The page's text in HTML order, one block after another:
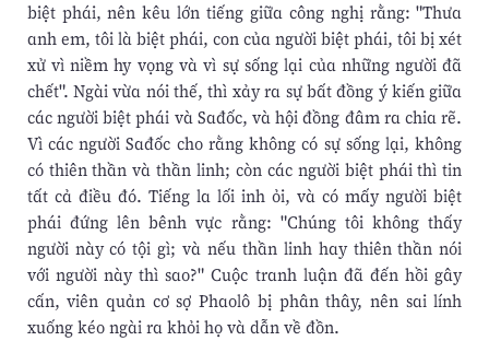
biệt phái, nên kêu lớn tiếng giữa công nghị rằng: "Thưa
anh em, tôi là biệt phái, con của người biệt phái, tôi bị xét
xử vì niềm hy vọng và vì sự sống lại của những người đã
chết". Ngài vừa nói thế, thì xảy ra sự bất đồng ý kiến giữa
các người biệt phái và Sađốc, và hội đồng đâm ra chia rẽ.
Vì các người Sađốc cho rằng không có sự sống lại, không
có thiên thần và thần linh; còn các người biệt phái thì tin
tất cả điều đó. Tiếng la lối inh ỏi, và có mấy người biệt
phái đứng lên bênh vực rằng: "Chúng tôi không thấy
người này có tội gì; và nếu thần linh hay thiên thần nói
với người này thì sao?" Cuộc tranh luận đã đến hồi gây
cấn, viên quản cơ sợ Phaolô bị phân thây, nên sai lính
xuống kéo ngài ra khỏi họ và dẫn về đồn.